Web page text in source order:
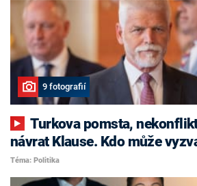
9 fotografií
Turkova pomsta, nekonfliktní Havlíček i
návrat Klause. Kdo může
Téma: Politika